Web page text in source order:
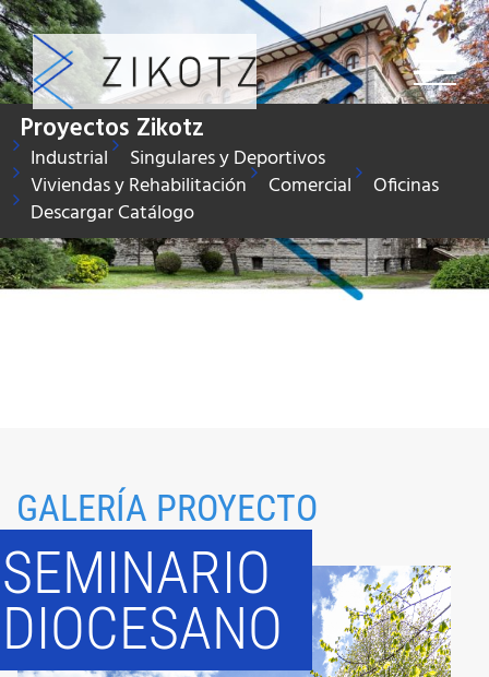
Saltar
al
contenido
SEMINARIO
DIOCESANO
Proyectos Zikotz
Industrial
Singulares y Deportivos
Viviendas y Rehabilitación
Comercial
Oficinas
Descargar Catálogo
GALERÍA PROYECTO